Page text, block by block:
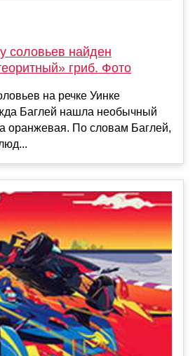
соловьев найден
гриб. Фото
на речке Уинке
Баглей нашла необычный
оранжевая. По словам Баглей,